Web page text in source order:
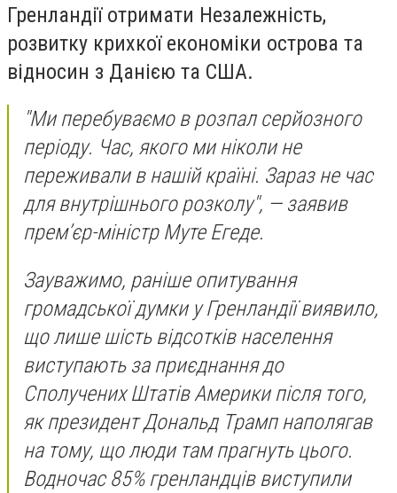
Гренландії отримати Незалежність,
розвитку крихкої економіки острова та
відносин з Данією та США.
"Ми перебуваємо в розпал серйозного
періоду. Час, якого ми ніколи не
переживали в нашій країні. Зараз не час
для внутрішнього розколу", — заявив
прем’єр-міністр Муте Егеде.
Зауважимо, раніше опитування
громадської думки у Гренландії виявило,
що лише шість відсотків населення
виступають за приєднання до
Сполучених Штатів Америки після того,
як президент Дональд Трамп наполягав
на тому, що люди там прагнуть цього.
Водночас 85% гренландців виступили